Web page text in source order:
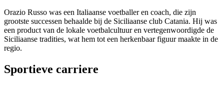
Orazio Russo was een Italiaanse voetballer en coach, die zijn
grootste successen behaalde bij de Siciliaanse club Catania. Hij was
een product van de lokale voetbalcultuur en vertegenwoordigde de
Siciliaanse tradities, wat hem tot een herkenbaar figuur maakte in de
regio.
Sportieve carriere